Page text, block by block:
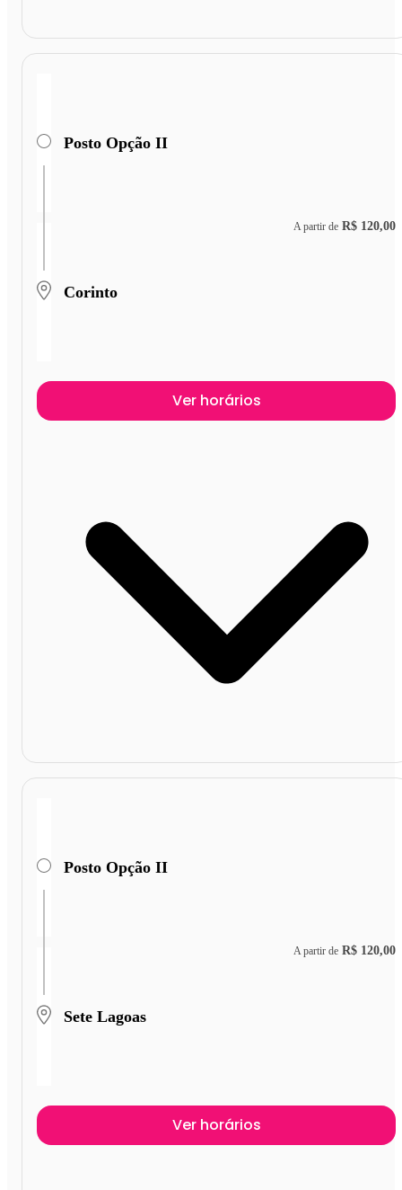
Posto Opção II
Corinto
A partir de R$ 120,00
Ver horários
Posto Opção II
Sete Lagoas
A partir de R$ 120,00
Ver horários